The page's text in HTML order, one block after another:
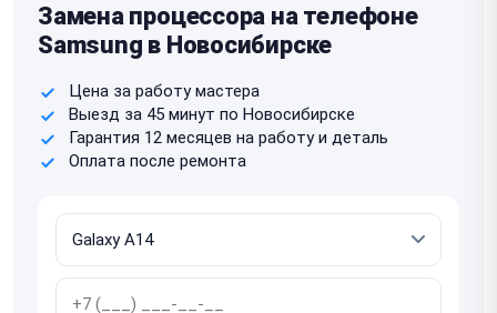
Замена процессора на телефоне
Samsung в Новосибирске
Цена за работу мастера
Выезд за 45 минут по Новосибирске
Гарантия 12 месяцев на работу и деталь
Оплата после ремонта